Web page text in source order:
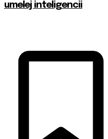
umelej inteligencii